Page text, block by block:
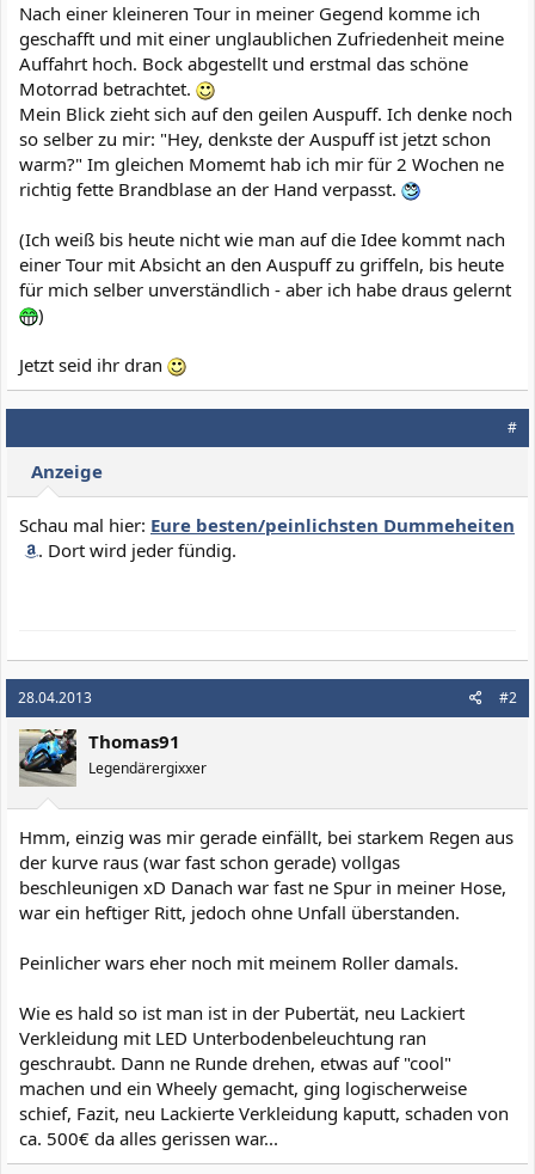
Nach einer kleineren Tour in meiner Gegend komme ich
geschafft und mit einer unglaublichen Zufriedenheit meine
Auffahrt hoch. Bock abgestellt und erstmal das schöne
Motorrad betrachtet.
Mein Blick zieht sich auf den geilen Auspuff. Ich denke noch
so selber zu mir: "Hey, denkste der Auspuff ist jetzt schon
warm?" Im gleichen Momemt hab ich mir für 2 Wochen ne
richtig fette Brandblase an der Hand verpasst.
(Ich weiß bis heute nicht wie man auf die Idee kommt nach
einer Tour mit Absicht an den Auspuff zu griffeln, bis heute
für mich selber unverständlich - aber ich habe draus gelernt
)
Jetzt seid ihr dran
#
Anzeige
Schau mal hier: Eure besten/peinlichsten Dummeheiten
. Dort wird jeder fündig.
28.04.2013 #2
Thomas91
Legendärergixxer
Hmm, einzig was mir gerade einfällt, bei starkem Regen aus
der kurve raus (war fast schon gerade) vollgas
beschleunigen xD Danach war fast ne Spur in meiner Hose,
war ein heftiger Ritt, jedoch ohne Unfall überstanden.
Peinlicher wars eher noch mit meinem Roller damals.
Wie es hald so ist man ist in der Pubertät, neu Lackiert
Verkleidung mit LED Unterbodenbeleuchtung ran
geschraubt. Dann ne Runde drehen, etwas auf "cool"
machen und ein Wheely gemacht, ging logischerweise
schief, Fazit, neu Lackierte Verkleidung kaputt, schaden von
ca. 500€ da alles gerissen war...